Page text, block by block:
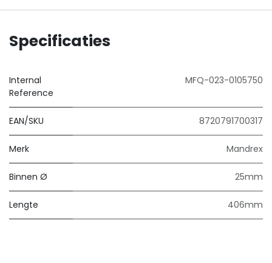
Specificaties
Internal
Reference
MFQ-023-0105750
EAN/SKU 8720791700317
Merk Mandrex
Binnen Ø 25mm
Lengte 406mm